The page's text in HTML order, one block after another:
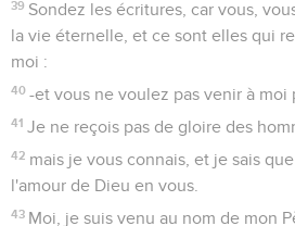
39 Sondez les écritures, car vous,
la vie éternelle, et ce sont elles qui
moi :
40 -et vous ne voulez pas venir à moi
41 Je ne reçois pas de gloire des
42 mais je vous connais, et je sais
l'amour de Dieu en vous.
43 Moi, je suis venu au nom de mon